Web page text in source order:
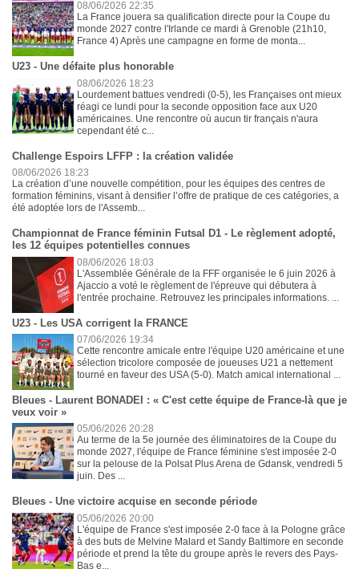
08/06/2026 22:35
La France jouera sa qualification directe pour la Coupe du
monde 2027 contre l'Irlande ce mardi à Grenoble (21h10,
France 4) Après une campagne en forme de monta...
U23 - Une défaite plus honorable
08/06/2026 18:23
Lourdement battues vendredi (0-5), les Françaises ont mieux
réagi ce lundi pour la seconde opposition face aux U20
américaines. Une rencontre où aucun tir français n'aura
cependant été c...
Challenge Espoirs LFFP : la création validée
08/06/2026 18:23
La création d’une nouvelle compétition, pour les équipes des centres de
formation féminins, visant à densifier l’offre de pratique de ces catégories, a
été adoptée lors de l'Assemb...
Championnat de France féminin Futsal D1 - Le règlement adopté,
les 12 équipes potentielles connues
08/06/2026 18:03
L'Assemblée Générale de la FFF organisée le 6 juin 2026 à
Ajaccio a voté le règlement de l'épreuve qui débutera à
l'entrée prochaine. Retrouvez les principales informations. ...
U23 - Les USA corrigent la FRANCE
07/06/2026 19:34
Cette rencontre amicale entre l'équipe U20 américaine et une
sélection tricolore composée de joueuses U21 a nettement
tourné en faveur des USA (5-0). Match amical international ...
Bleues - Laurent BONADEI : « C'est cette équipe de France-là que je
veux voir »
05/06/2026 20:28
Au terme de la 5e journée des éliminatoires de la Coupe du
monde 2027, l'équipe de France féminine s'est imposée 2-0
sur la pelouse de la Polsat Plus Arena de Gdansk, vendredi 5
juin. Des ...
Bleues - Une victoire acquise en seconde période
05/06/2026 20:00
L'équipe de France s'est imposée 2-0 face à la Pologne grâce
à des buts de Melvine Malard et Sandy Baltimore en seconde
période et prend la tête du groupe après le revers des Pays-
Bas e...